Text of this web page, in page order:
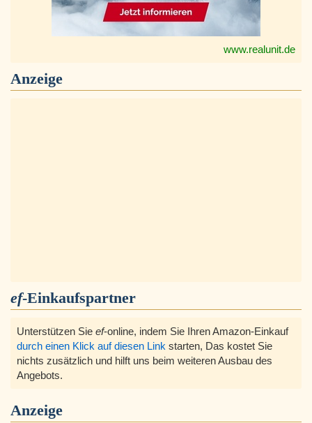
www.realunit.de
Anzeige
ef-Einkaufspartner
Unterstützen Sie ef-online, indem Sie Ihren Amazon-Einkauf
durch einen Klick auf diesen Link starten, Das kostet Sie
nichts zusätzlich und hilft uns beim weiteren Ausbau des
Angebots.
Anzeige